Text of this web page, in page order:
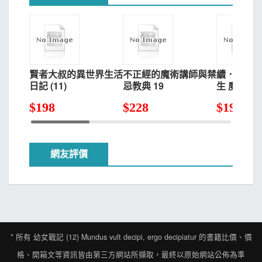
賢者大叔的異世界生活
日記 (11)
$198
不正經的魔術講師與禁
忌教典 19
$228
續．魔法
生 魔法人
$198
網友評價
* 所有 幼女戰記 (12) Mundus vult decipi, ergo decipiatur的書籍比價、價
格、開箱文等資訊皆由第三方網站所擷取，最終以原始網站公佈為準